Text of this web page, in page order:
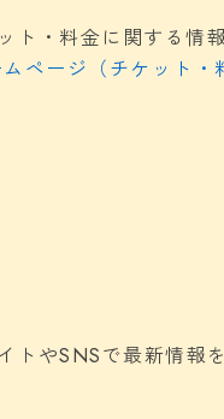
ト・料金に関する情
ページ（チケット・
やSNSで最新情報
縄市知花5-13-18